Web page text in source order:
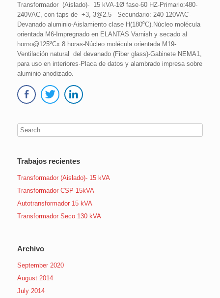
Transformador (Aislado)- 15 kVA-1Ø fase-60 HZ-Primario:480-
240VAC, con taps de +3,-3@2.5 -Secundario: 240 120VAC-
Devanado aluminio-Aislamiento clase H(180⁰C).Núcleo molécula
orientada M6-Impregnado en ELANTAS Varnish y secado al
horno@125⁰Cx 8 horas-Núcleo molécula orientada M19-
Ventilación natural del devanado (Fiber glass)-Gabinete NEMA1,
para uso en interiores-Placa de datos y alambrado impresa sobre
aluminio anodizado.
Trabajos recientes
Transformador (Aislado)- 15 kVA
Transformador CSP 15kVA
Autotransformador 15 kVA
Transformador Seco 130 kVA
Archivo
September 2020
August 2014
July 2014